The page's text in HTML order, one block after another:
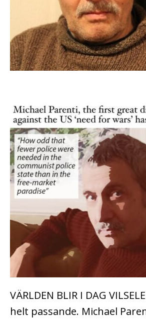
VÄRLDEN BLIR I DAG
helt passande. Michael